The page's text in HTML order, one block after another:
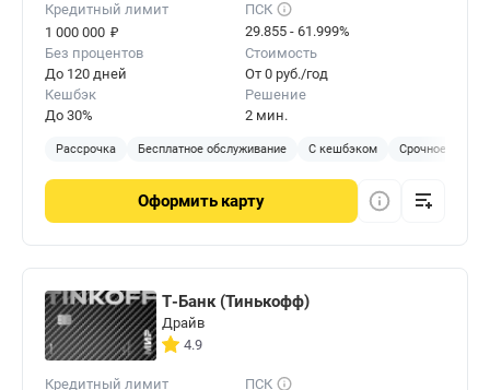
Кредитный лимит
1 000 000 ₽
ПСК
29.855 - 61.999%
Без процентов
До 120 дней
Стоимость
От 0 руб./год
Кешбэк
До 30%
Решение
2 мин.
Рассрочка Бесплатное обслуживание С кешбэком Срочное
Оформить карту
Т-Банк (Тинькофф)
Драйв
4.9
Кредитный лимит
ПСК